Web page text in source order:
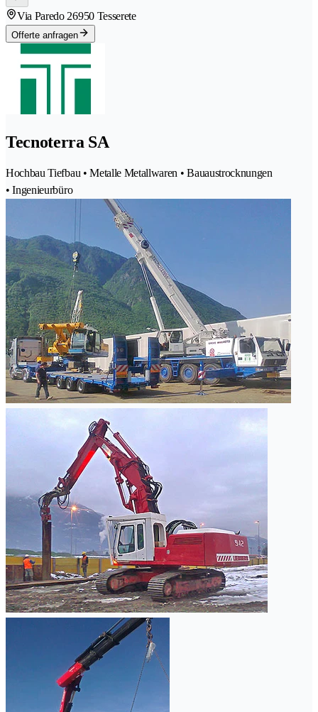
Via Paredo 26950 Tesserete
Offerte anfragen
Tecnoterra SA
Hochbau Tiefbau • Metalle Metallwaren • Bauaustrocknungen
• Ingenieurbüro